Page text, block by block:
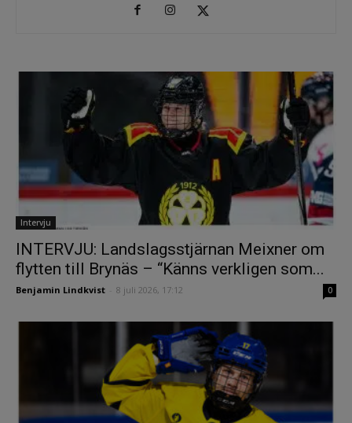
Intervju
INTERVJU: Landslagsstjärnan Meixner om
flytten till Brynäs – “Känns verkligen som...
Benjamin Lindkvist 8 juli 2026, 17:12 0